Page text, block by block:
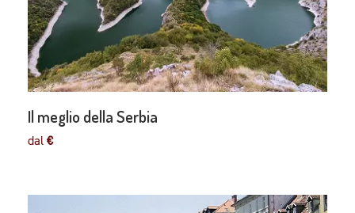
Il meglio della Serbia
dal€